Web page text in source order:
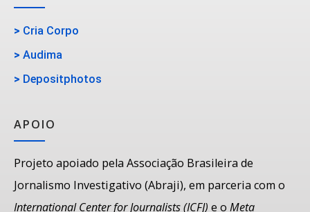
> Cria Corpo
> Audima
> Depositphotos
APOIO
Projeto apoiado pela Associação Brasileira de
Jornalismo Investigativo (Abraji), em parceria com o
International Center for Journalists (ICFJ) e o Meta